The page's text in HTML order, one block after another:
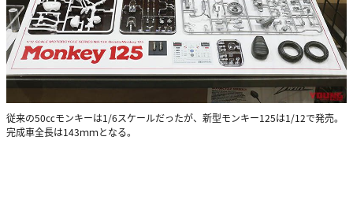
従来の50㏄モンキーは1/6スケールだったが、新型モンキー125は1/12で発売。
完成車全長は143ｍｍとなる。